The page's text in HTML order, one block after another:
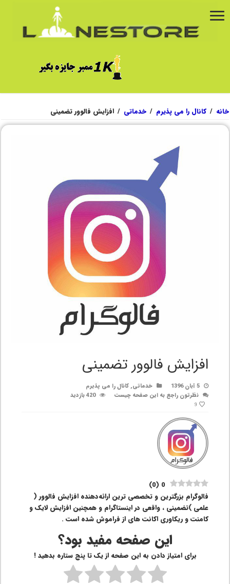
خانه / کانال را می پذیرم / خدماتی / افزایش فالوور تضمینی
افزایش فالوور تضمینی
5 آبان 1396 خدماتی,کانال را می پذیرم
نظرتون راجع به این صفحه چیست
420 بازدید
9
0
(
0
)
فالوگرام بزرگترین و تخصصی ترین ارائه‌‌دهنده افزایش فالوور (
علمی )تضمینی ، واقعی در اینستاگرام و همچنین افزایش لایک و
کامنت و ریکاوری اکانت های از فراموش شده است .
این صفحه مفید بود؟
برای امتیاز دادن به این صفحه از یک تا پنج ستاره بدهید !